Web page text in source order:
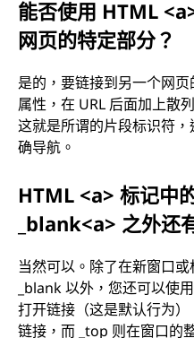
能否使用 HTML
网页的特定部分？
是的，要链接到另一个网
属性，在 URL 后面加上散
这就是所谓的片段标识符
确导航。
HTML <a> 标记中
_blank<a> 之外还
当然可以。除了在新窗口
_blank 以外，您还可以使
打开链接（这是默认行为
链接，而 _top 则在窗口的